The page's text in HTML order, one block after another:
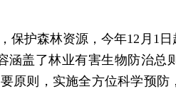
保护森林资源，今年12月1
涵盖了林业有害生物防治
原则，实施全方位科学预